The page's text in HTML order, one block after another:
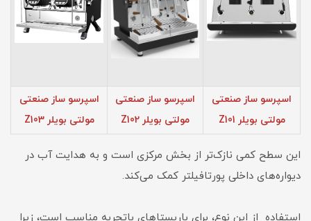
اسپرسو ساز صنعتی
مولتی بویلر Z101
اسپرسو ساز صنعتی
مولتی بویلر Z102
اسپرسو ساز صنعتی
مولتی بویلر Z103
این سطح کمی نازک‌تر از بخش مرکزی است و به هدایت آب در
دیواره‌های داخلی پورتافیلتر کمک می‌کند.
استفاده از این نوع، برای باریستاهای باتجربه مناسب است، زیرا